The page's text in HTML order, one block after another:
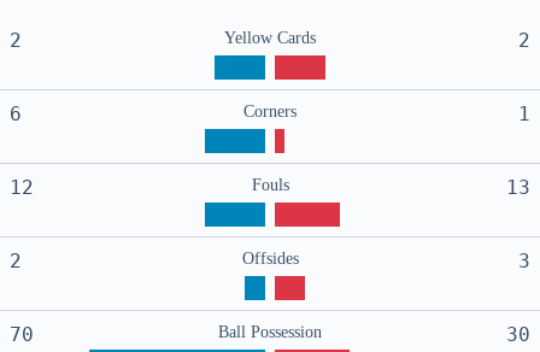
2 Yellow Cards 2
6 Corners 1
12 Fouls 13
2 Offsides 3
70 Ball Possession 30